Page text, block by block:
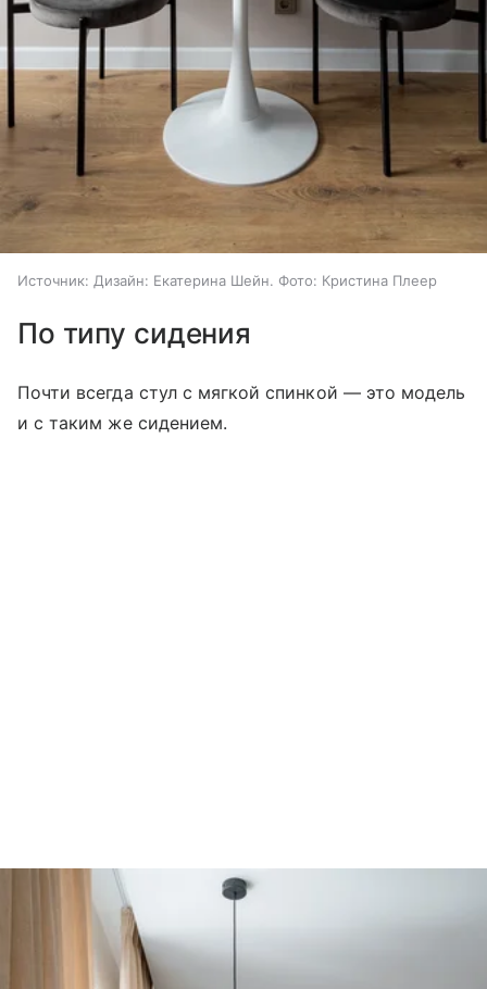
Источник: Дизайн: Екатерина Шейн. Фото: Кристина Плеер
По типу сидения
Почти всегда стул с мягкой спинкой — это модель
и с таким же сидением.